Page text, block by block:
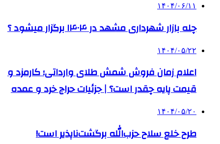
۱۴۰۴/۰۶/۱۱
چله بازار شهرداری مشهد در ۱۴۰۴ برگزار میشود ؟
۱۴۰۴/۰۵/۲۲
اعلام زمان فروش شمش طلای وارداتی؛ کارمزد و
قیمت پایه چقدر است؟ | جزئیات حراج خرد و عمده
۱۴۰۴/۰۵/۲۰
طرح خلع سلاح حزب‌الله برگشت‌ناپذیر است!